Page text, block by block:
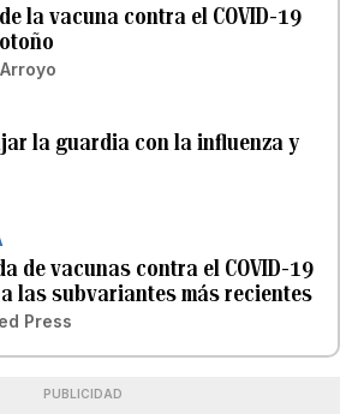
la vacuna contra el COVID-19
la guardia con la influenza y
de vacunas contra el COVID-19
las subvariantes más recientes
Press
PUBLICIDAD